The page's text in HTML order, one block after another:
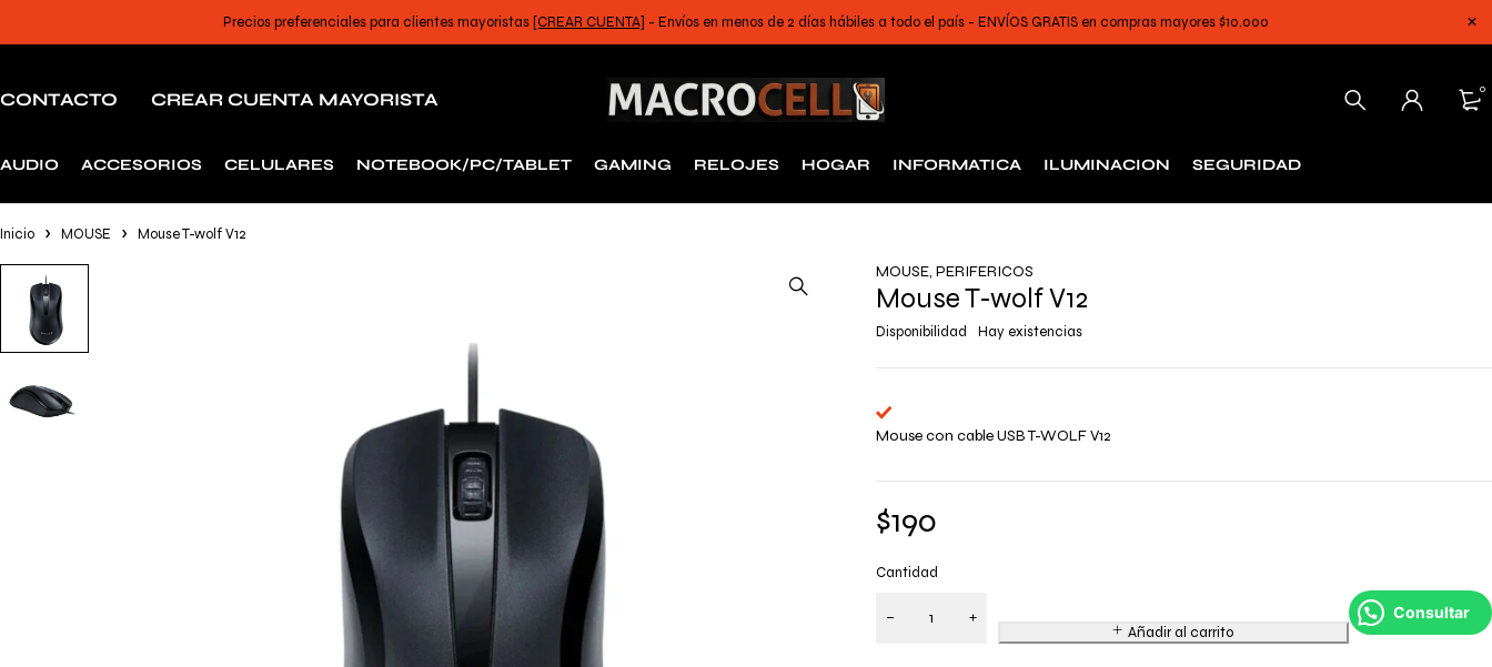
Precios preferenciales para clientes mayoristas [CREAR CUENTA] - Envíos en menos de 2 días hábiles a todo el país - ENVÍOS GRATIS en compras mayores $10.000
CONTACTO CREAR CUENTA MAYORISTA 0
AUDIO ACCESORIOS CELULARES NOTEBOOK/PC/TABLET GAMING RELOJES HOGAR INFORMATICA ILUMINACION SEGURIDAD
Inicio MOUSE Mouse T-wolf V12
MOUSE,PERIFERICOS
Mouse T-wolf V12
Disponibilidad Hay existencias
Mouse con cable USB T-WOLF V12
$190
Cantidad
Añadir al carrito
Consultar